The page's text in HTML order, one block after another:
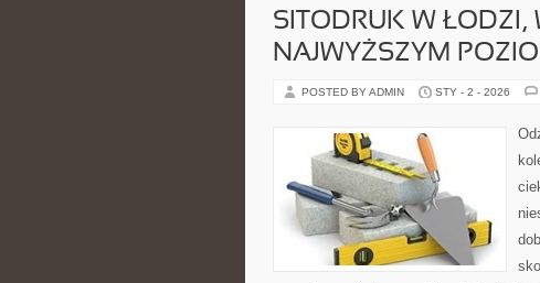
SITODRUK W ŁODZI,
NAJWYŻSZYM
POSTED BY ADMIN STY - 2 - 2026